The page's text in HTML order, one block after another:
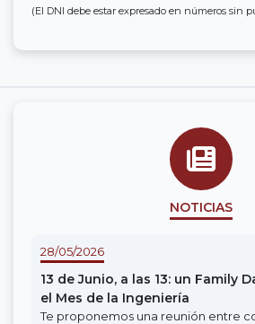
(El DNI debe estar expresado en números sin
NOTICIAS
28/05/2026
13 de Junio, a las 13: un Family
el Mes de la Ingeniería
Te proponemos una reunión entre